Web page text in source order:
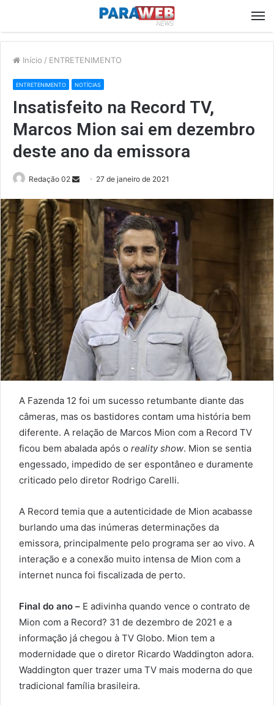
Início / ENTRETENIMENTO
ENTRETENIMENTO NOTÍCIAS
Insatisfeito na Record TV,
Marcos Mion sai em dezembro
deste ano da emissora
Redação 02
Send
email
27 de janeiro de 2021
A Fazenda 12 foi um sucesso retumbante diante das
câmeras, mas os bastidores contam uma história bem
diferente. A relação de Marcos Mion com a Record TV
ficou bem abalada após o reality show. Mion se sentia
engessado, impedido de ser espontâneo e duramente
criticado pelo diretor Rodrigo Carelli.
A Record temia que a autenticidade de Mion acabasse
burlando uma das inúmeras determinações da
emissora, principalmente pelo programa ser ao vivo. A
interação e a conexão muito intensa de Mion com a
internet nunca foi fiscalizada de perto.
Final do ano – E adivinha quando vence o contrato de
Mion com a Record? 31 de dezembro de 2021 e a
informação já chegou à TV Globo. Mion tem a
modernidade que o diretor Ricardo Waddington adora.
Waddington quer trazer uma TV mais moderna do que
tradicional família brasileira.